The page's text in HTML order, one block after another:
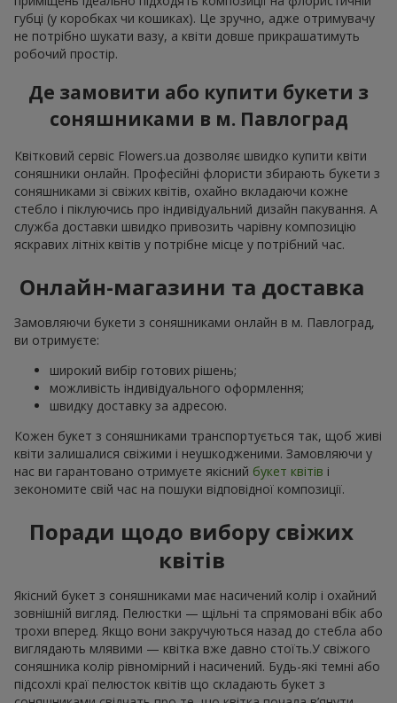
губці (у коробках чи кошиках). Це зручно, адже отримувачу
не потрібно шукати вазу, а квіти довше прикрашатимуть
робочий простір.
Де замовити або купити букети з
соняшниками в м. Павлоград
Квітковий сервіс Flowers.ua дозволяє швидко купити квіти
соняшники онлайн. Професійні флористи збирають букети з
соняшниками зі свіжих квітів, охайно вкладаючи кожне
стебло і піклуючись про індивідуальний дизайн пакування. А
служба доставки швидко привозить чарівну композицію
яскравих літніх квітів у потрібне місце у потрібний час.
Онлайн-магазини та доставка
Замовляючи букети з соняшниками онлайн в м. Павлоград,
ви отримуєте:
широкий вибір готових рішень;
можливість індивідуального оформлення;
швидку доставку за адресою.
Кожен букет з соняшниками транспортується так, щоб живі
квіти залишалися свіжими і неушкодженими. Замовляючи у
нас ви гарантовано отримуєте якісний букет квітів і
зекономите свій час на пошуки відповідної композиції.
Поради щодо вибору свіжих
квітів
Якісний букет з соняшниками має насичений колір і охайний
зовнішній вигляд. Пелюстки — щільні та спрямовані вбік або
трохи вперед. Якщо вони закручуються назад до стебла або
виглядають млявими — квітка вже давно стоїть.У свіжого
соняшника колір рівномірний і насичений. Будь-які темні або
підсохлі краї пелюсток квітів що складають букет з